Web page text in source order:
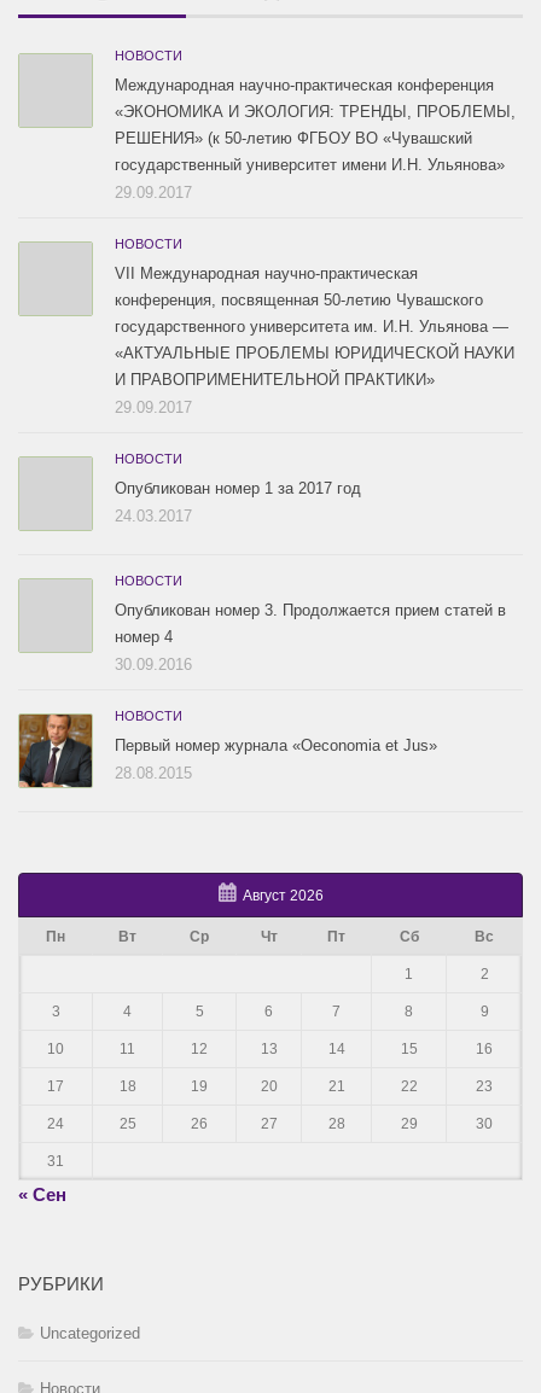
НОВОСТИ
Международная научно-практическая конференция
«ЭКОНОМИКА И ЭКОЛОГИЯ: ТРЕНДЫ, ПРОБЛЕМЫ,
РЕШЕНИЯ» (к 50-летию ФГБОУ ВО «Чувашский
государственный университет имени И.Н. Ульянова»
29.09.2017
НОВОСТИ
VII Международная научно-практическая
конференция, посвященная 50-летию Чувашского
государственного университета им. И.Н. Ульянова —
«АКТУАЛЬНЫЕ ПРОБЛЕМЫ ЮРИДИЧЕСКОЙ НАУКИ
И ПРАВОПРИМЕНИТЕЛЬНОЙ ПРАКТИКИ»
29.09.2017
НОВОСТИ
Опубликован номер 1 за 2017 год
24.03.2017
НОВОСТИ
Опубликован номер 3. Продолжается прием статей в
номер 4
30.09.2016
НОВОСТИ
Первый номер журнала «Oeconomia et Jus»
28.08.2015
Август 2026
Пн Вт Ср Чт Пт Сб Вс
1 2
3 4 5 6 7 8 9
10 11 12 13 14 15 16
17 18 19 20 21 22 23
24 25 26 27 28 29 30
31
« Сен
РУБРИКИ
Uncategorized
Новости